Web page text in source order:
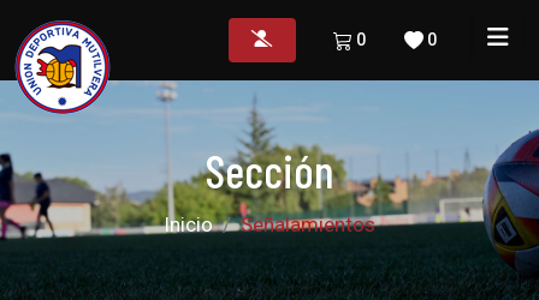
0
0
Sección
Inicio Señalamientos